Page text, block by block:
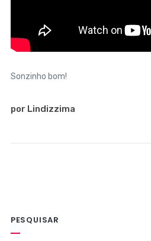
Sonzinho bom!
por Lindizzima
PESQUISAR